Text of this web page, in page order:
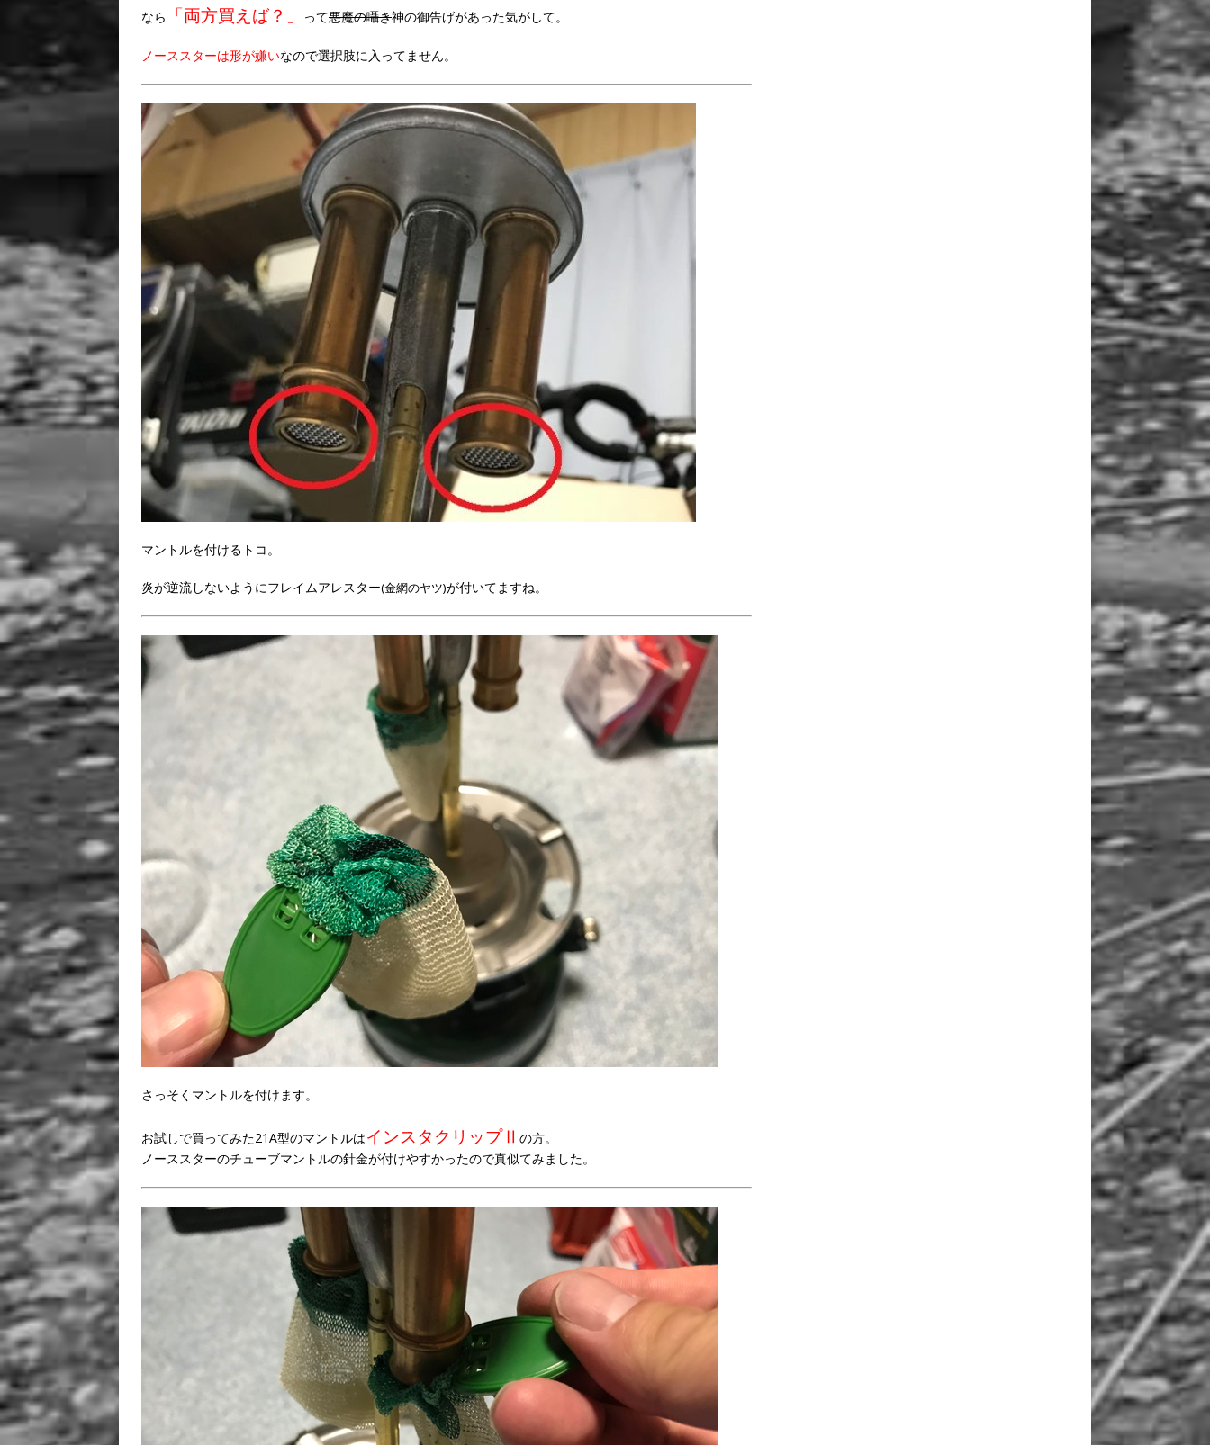
なら 「両方買えば？」 って悪魔の囁き神の御告げがあった気がして。
ノーススターは形が嫌いなので選択肢に入ってません。
マントルを付けるトコ。
炎が逆流しないようにフレイムアレスター(金網のヤツ)が付いてますね。
さっそくマントルを付けます。
お試しで買ってみた21A型のマントルはインスタクリップⅡ の方。
ノーススターのチューブマントルの針金が付けやすかったので真似てみました。